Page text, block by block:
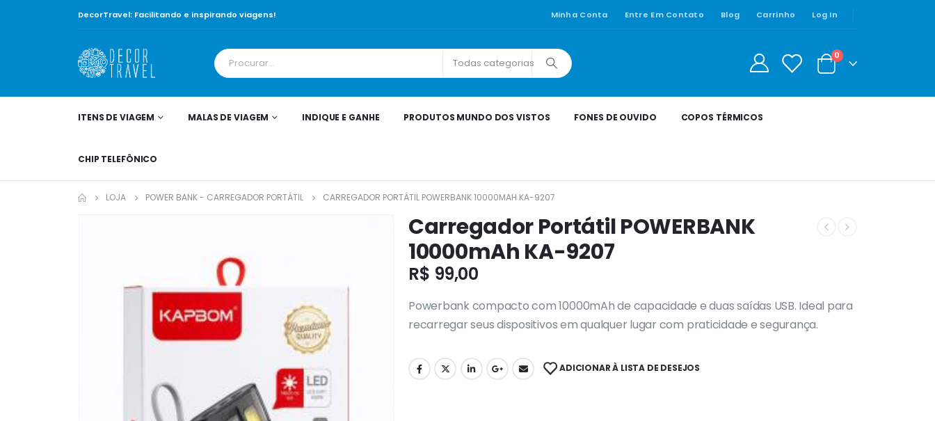
DecorTravel: Facilitando e inspirando viagens! Minha Conta Entre Em Contato Blog Carrinho Log In
Todas categorias
0 0
ITENS DE VIAGEM MALAS DE VIAGEM INDIQUE E GANHE PRODUTOS MUNDO DOS VISTOS FONES DE OUVIDO COPOS TÉRMICOS
CHIP TELEFÔNICO
LOJA POWER BANK - CARREGADOR PORTÁTIL CARREGADOR PORTÁTIL POWERBANK 10000MAH KA-9207
Carregador Portátil POWERBANK
10000mAh KA-9207
R$ 99,00
Powerbank compacto com 10000mAh de capacidade e duas saídas USB. Ideal para
recarregar seus dispositivos em qualquer lugar com praticidade e segurança.
ADICIONAR À LISTA DE DESEJOS